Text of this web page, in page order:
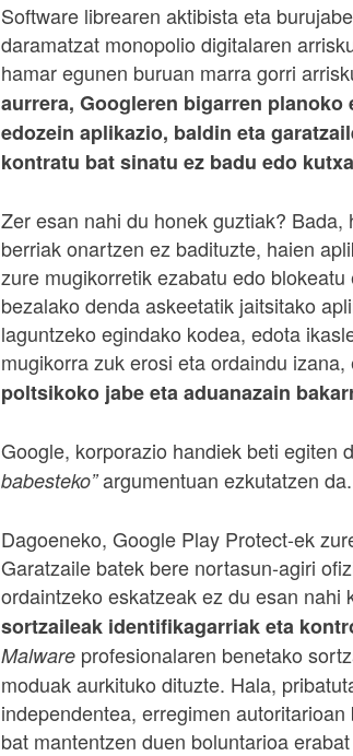
Software librearen aktibista eta
daramatzat monopolio digitalaren
hamar egunen buruan marra gorri
aurrera, Googleren bigarren
edozein aplikazio, baldin eta
kontratu bat sinatu ez badu edo
Zer esan nahi du honek guztiak?
berriak onartzen ez badituzte, haien
zure mugikorretik ezabatu edo
bezalako denda askeetatik jaitsitako
laguntzeko egindako kodea, edota
mugikorra zuk erosi eta ordaindu
poltsikoko jabe eta aduanazain
Google, korporazio handiek beti egiten
babesteko”argumentuan ezkutatzen
Dagoeneko, Google Play Protect-ek
Garatzaile batek bere nortasun-agiri
ordaintzeko eskatzeak ez du esan nahi
sortzaileak identifikagarriak eta
Malware profesionalaren benetako
moduak aurkituko dituzte. Hala,
independentea, erregimen
bat mantentzen duen boluntarioa